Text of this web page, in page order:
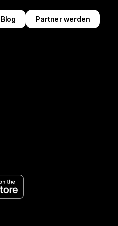
Blog Partner werden